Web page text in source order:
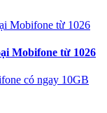
Mobifone từ 1026